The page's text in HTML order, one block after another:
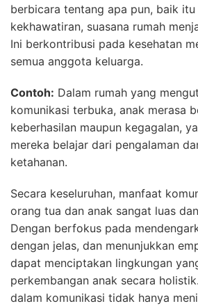
berbicara tentang apa pun, baik
kekhawatiran, suasana rumah
Ini berkontribusi pada kesehatan
semua anggota keluarga.
Contoh: Dalam rumah yang
komunikasi terbuka, anak merasa
keberhasilan maupun kegagalan,
mereka belajar dari pengalaman
ketahanan.
Secara keseluruhan, manfaat
orang tua dan anak sangat luas
Dengan berfokus pada
dengan jelas, dan menunjukkan
dapat menciptakan lingkungan
perkembangan anak secara
dalam komunikasi tidak hanya